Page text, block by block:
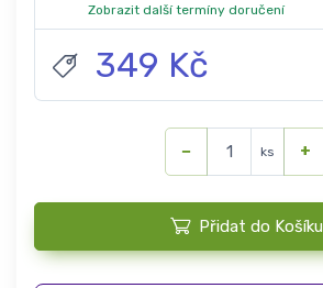
Zobrazit další termíny doručení
349 Kč
− ks +
Přidat do Košíku